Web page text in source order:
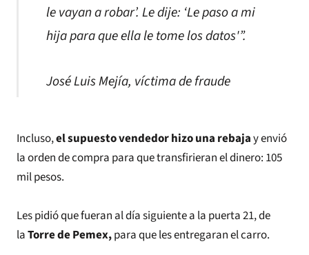
le vayan a robar’. Le dije: ‘Le paso a mi
hija para que ella le tome los datos'”.
José Luis Mejía, víctima de fraude
Incluso,el supuesto vendedor hizo una rebajay envió
la orden de compra para que transfirieran el dinero: 105
mil pesos.
Les pidió que fueran al día siguiente a la puerta 21, de
laTorre de Pemex,para que les entregaran el carro.